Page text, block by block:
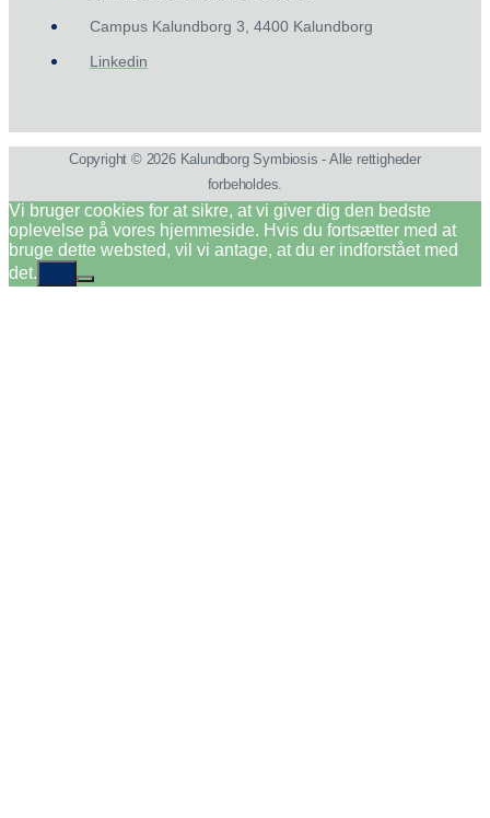
Campus Kalundborg 3, 4400 Kalundborg
Linkedin
Copyright © 2026 Kalundborg Symbiosis - Alle rettigheder
forbeholdes.
Vi bruger cookies for at sikre, at vi giver dig den bedste
oplevelse på vores hjemmeside. Hvis du fortsætter med at
bruge dette websted, vil vi antage, at du er indforstået med
det.